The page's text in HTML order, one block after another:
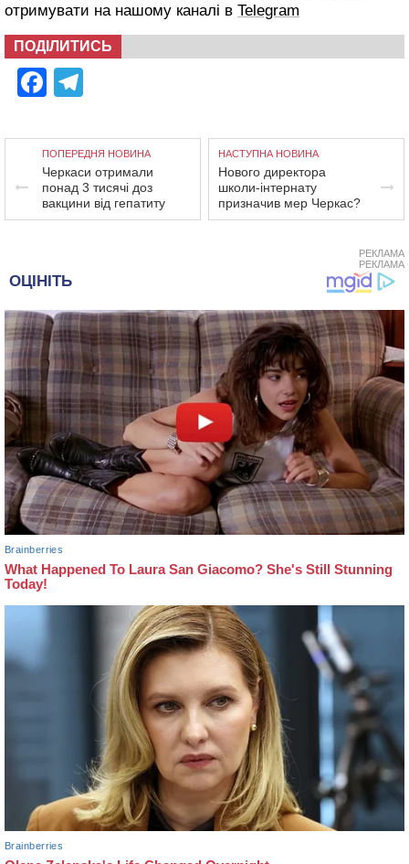
отримувати на нашому каналі в Telegram
ПОДІЛИТИСЬ
Facebook
ПОПЕРЕДНЯ НОВИНА
Черкаси отримали
понад 3 тисячі доз
вакцини від гепатиту
НАСТУПНА НОВИНА
Нового директора
школи-інтернату
призначив мер Черкас?
РЕКЛАМА
РЕКЛАМА